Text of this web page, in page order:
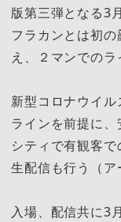
版第三弾となる3
フラカンとは初
え、２マンでのラ
新型コロナウイ
ラインを前提に
シティで有観客
生配信も行う（ア
入場、配信共に3